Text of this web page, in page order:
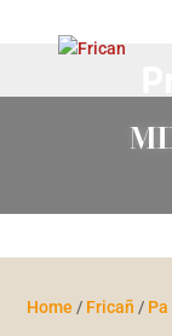
Home / Fricañ /